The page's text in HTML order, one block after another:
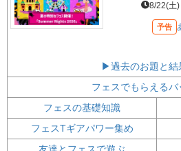
8/22(土
予告
▶過去のお題と結
フェスでもらえるバ
フェスの基礎知識
フェスTギアパワー集め